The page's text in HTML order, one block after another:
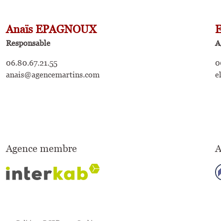
Anaïs EPAGNOUX
Responsable
06.80.67.21.55
anais@agencemartins.com
Agence membre